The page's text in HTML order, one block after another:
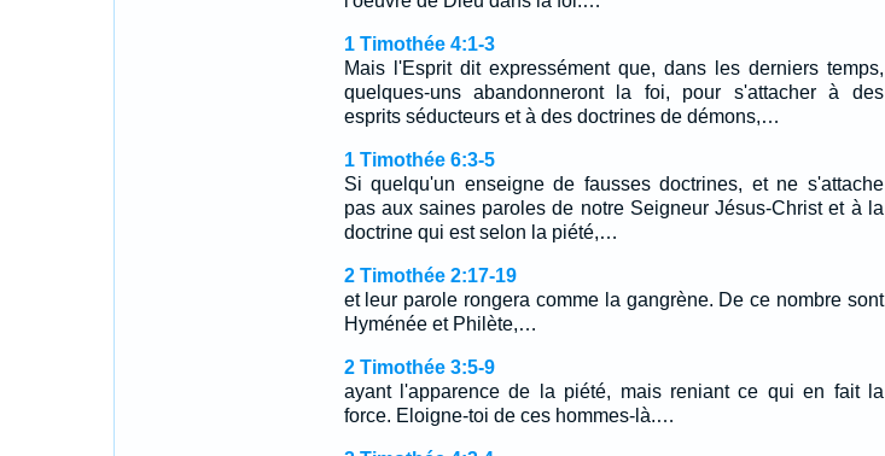
1 Timothée 4:1-3
Mais l'Esprit dit expressément que, dans les derniers temps,
quelques-uns abandonneront la foi, pour s'attacher à des
esprits séducteurs et à des doctrines de démons,…
1 Timothée 6:3-5
Si quelqu'un enseigne de fausses doctrines, et ne s'attache
pas aux saines paroles de notre Seigneur Jésus-Christ et à la
doctrine qui est selon la piété,…
2 Timothée 2:17-19
et leur parole rongera comme la gangrène. De ce nombre sont
Hyménée et Philète,…
2 Timothée 3:5-9
ayant l'apparence de la piété, mais reniant ce qui en fait la
force. Eloigne-toi de ces hommes-là.…